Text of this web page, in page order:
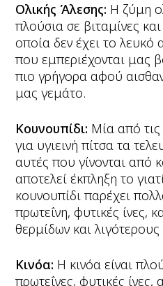
Ολικής Άλεσης: Η ζύμη
πλούσια σε βιταμίνες
οποία δεν έχει το λευκό
που εμπεριέχονται μας
πιο γρήγορα αφού
μας γεμάτο.
Κουνουπίδι: Μία από τις
για υγιεινή πίτσα τα
αυτές που γίνονται από
αποτελεί έκπληξη το
κουνουπίδι παρέχει
πρωτεΐνη, φυτικές ίνες,
θερμίδων και
Κινόα: Η κινόα είναι
πρωτεΐνες, φυτικές ίνες,